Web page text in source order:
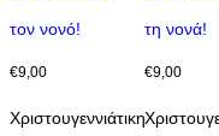
τον νονό!
€9,00
Χριστουγεννιάτικη
τη νονά!
€9,00